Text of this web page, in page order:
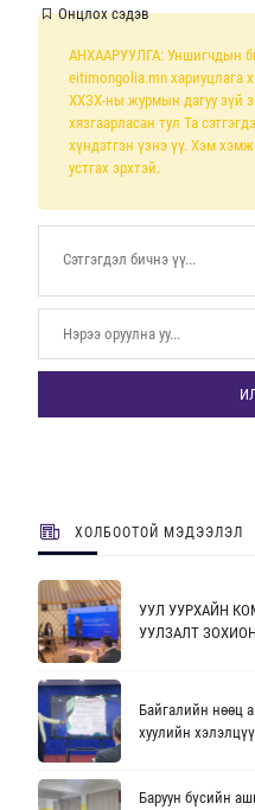
Онцлох сэдэв
АНХААРУУЛГА: Уншигчдын
eitimongolia.mn хариуцлага
ХХЗХ-ны журмын дагуу зүй
хязгаарласан тул Та
хүндэтгэн үзнэ үү. Хэм
устгах эрхтэй.
ХОЛБООТОЙ МЭДЭЭЛЭЛ
УУЛ УУРХАЙН
УУЛЗАЛТ
Байгалийн нөөц
хуулийн
Баруун бүсийн